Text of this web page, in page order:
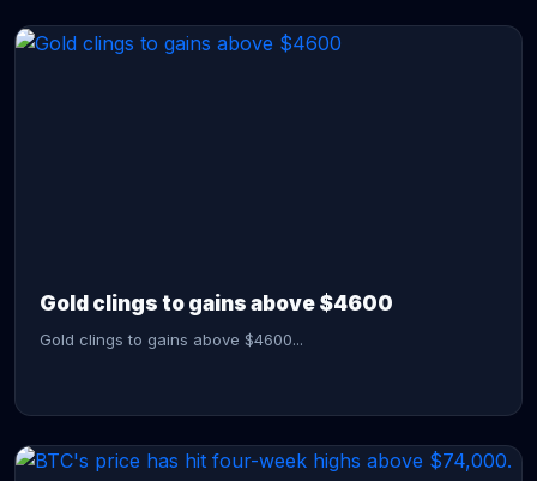
Gold clings to gains above $4600
Gold clings to gains above $4600...